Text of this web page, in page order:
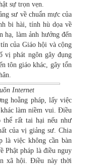
sự trọn vẹn.
sư về chuẩn mực của
bi hài, tính hù dọa về
hạ, làm ảnh hưởng đến
của Giáo hội và cộng
vị phát ngôn gây đụng
tôn giáo khác, gây tổn
Internet
hoằng pháp, lấy việc
làm niềm vui. Điều
thể rất tai hại nếu như
của vị giảng sư. Chia
là việc không cần bàn
Phật pháp là điều nguy
xã hội. Điều này thời